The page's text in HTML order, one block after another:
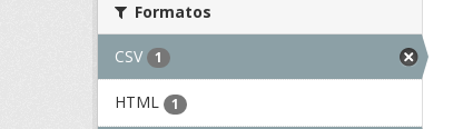
Formatos
CSV 1
HTML 1